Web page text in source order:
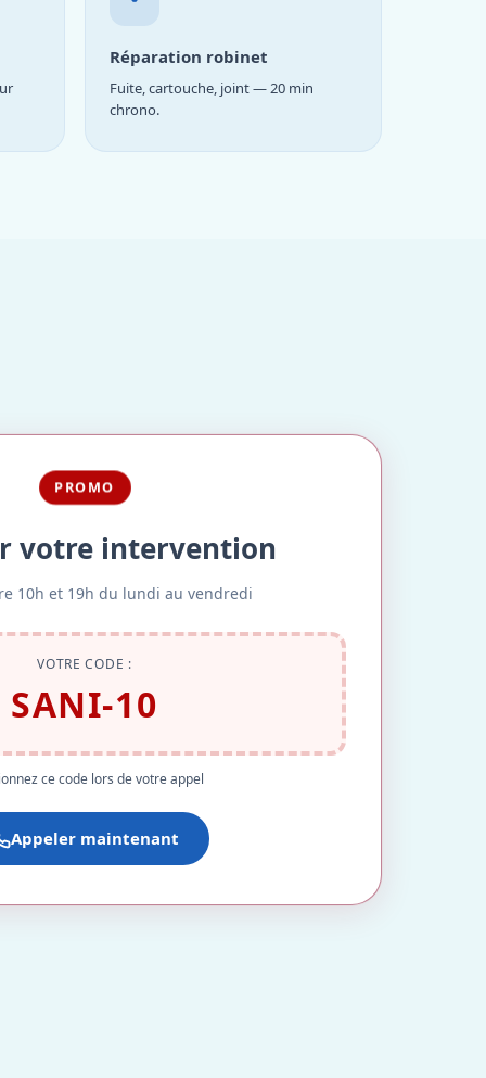
Réparation robinet
Fuite, cartouche, joint — 20 min
chrono.
PROMO
votre intervention
10h et 19h du lundi au vendredi
VOTRE CODE :
SANI-10
ce code lors de votre appel
Appeler maintenant